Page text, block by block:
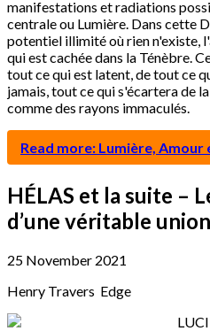
manifestations et radiations
centrale ou Lumière. Dans cette
potentiel illimité où rien n'existe,
qui est cachée dans la Ténèbre.
tout ce qui est latent, de tout ce
jamais, tout ce qui s'écartera de
comme des rayons immaculés.
Read more: Lumière, Amour
HÉLAS et la suite –
d’une véritable union
25 November 2021
Henry Travers Edge